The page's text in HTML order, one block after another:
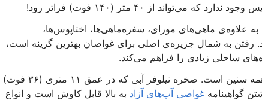
از ۴۰ متر (۱۴۰ فوت) فراتر رود!
علاوه‌ی ماهی‌های مورای، سفره‌ماهی‌ها، اختاپوس‌ها،
رفتن به شمال جزیره‌ی اصلی برای غواصان بهترین گزینه است،
ساحلی زیادی را فراهم می‌کند.
کوین دِ میر مکانی محبوب با مکان‌های غواصی برای همه سنین است. صخره نیلوفر آبی که در عمق ۱۱ متری (۳۶ فوت)
غواصی آب‌های آزاد به بالا قابل کاوش است و انواع